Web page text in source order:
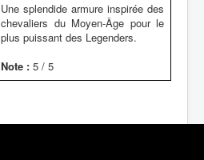
Une splendide armure inspirée des
chevaliers du Moyen-Âge pour le
plus puissant des Legenders.
Note : 5 / 5